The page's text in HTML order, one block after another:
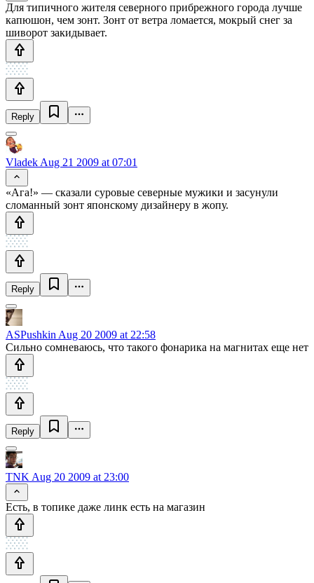
Для типичного жителя северного прибрежного города лучше
капюшон, чем зонт. Зонт от ветра ломается, мокрый снег за
шиворот закидывает.
Reply
Vladek Aug 21 2009 at 07:01
«Ага!» — сказали суровые северные мужики и засунули
сломанный зонт японскому дизайнеру в жопу.
Reply
ASPushkin Aug 20 2009 at 22:58
Сильно сомневаюсь, что такого фонарика на магнитах еще нет
Reply
TNK Aug 20 2009 at 23:00
Есть, в топике даже линк есть на магазин